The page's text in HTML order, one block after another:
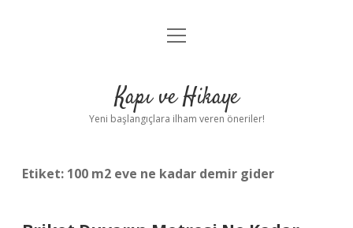
Anasayfa
Yasal Uyarı
menüyü
Kapı ve Hikaye
Yeni başlangıçlara ilham veren öneriler!
Etiket: 100 m2 eve ne kadar demir gider